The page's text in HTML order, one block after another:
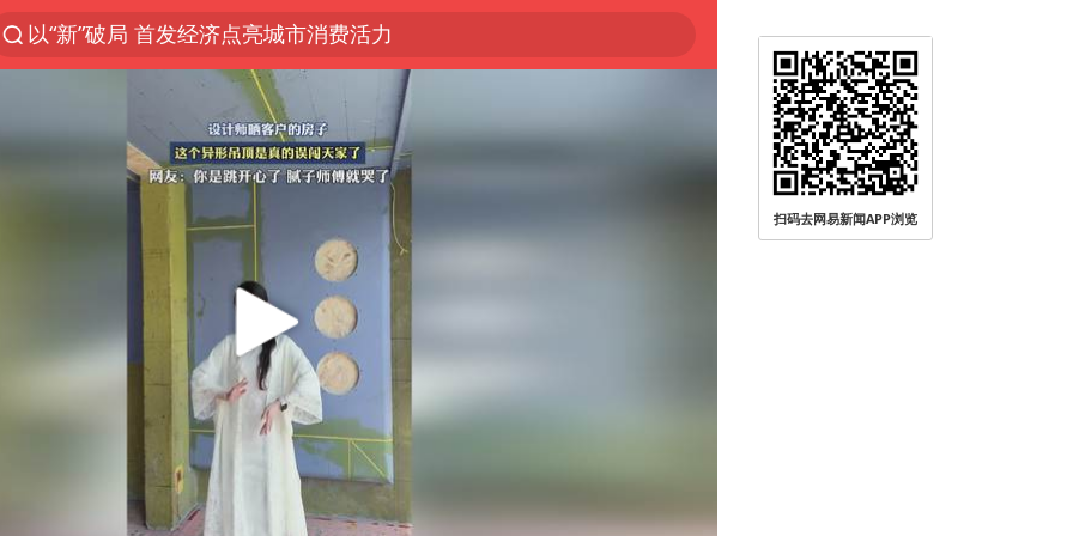
以“新”破局 首发经济点亮城市消费活力
中方回应是否在太平洋海底开采稀土
陈熠被张本美和连扳三局逆转
看守所辅警收受10万获刑1年
宇树科技发行价格150.80元/股
U17国足1分钟轰2球
法国将禁止“未经同意的电话营销”
吉林一“温度计大楼”读数爆表
五粮液渠道价一箱上涨近百元
贵州轮胎子公司获美国退税8136万
CIA被曝已秘密设立古巴工作组
我国编制完成新版全月地质图
扫码去网易新闻APP浏览